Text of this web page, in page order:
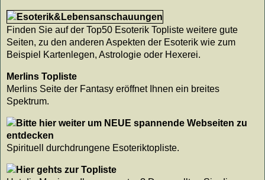
Finden Sie auf der Top50 Esoterik Topliste weitere gute
Seiten, zu den anderen Aspekten der Esoterik wie zum
Beispiel Kartenlegen, Astrologie oder Hexerei.
Merlins Topliste
Merlins Seite der Fantasy eröffnet Ihnen ein breites
Spektrum.
Spirituell durchdrungene Esoteriktopliste.